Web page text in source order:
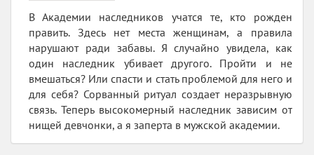
В Академии наследников учатся те, кто рожден
править. Здесь нет места женщинам, а правила
нарушают ради забавы. Я случайно увидела, как
один наследник убивает другого. Пройти и не
вмешаться? Или спасти и стать проблемой для него и
для себя? Сорванный ритуал создает неразрывную
связь. Теперь высокомерный наследник зависим от
нищей девчонки, а я заперта в мужской академии.